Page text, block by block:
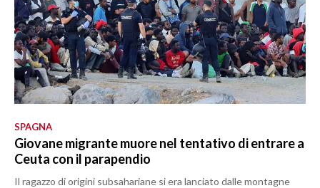
SPAGNA
Giovane migrante muore nel tentativo di entrare a
Ceuta con il parapendio
Il ragazzo di origini subsahariane si era lanciato dalle montagne